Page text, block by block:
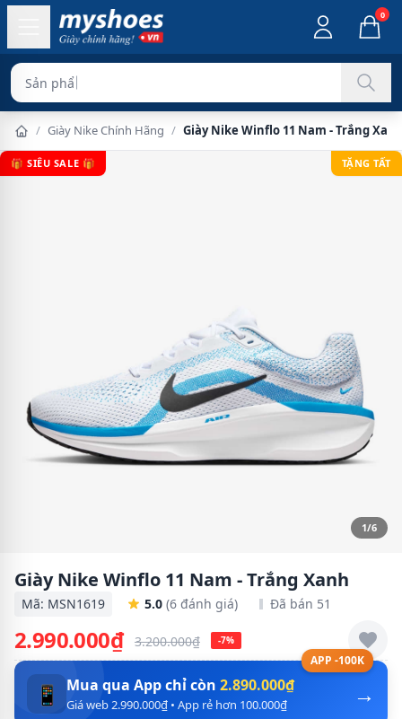
0
Sản phẩm chính hã
/ Giày Nike Chính Hãng / Giày Nike Winflo 11 Nam - Trắng
🎁 SIÊU SALE 🎁 TẶNG TẤT
1/6
Giày Nike Winflo 11 Nam - Trắng Xanh
Mã: MSN1619 5.0 (6 đánh giá) Đã bán 51
2.990.000₫ 3.200.000₫ -7%
APP -100K
→
📱 Mua qua App chỉ còn 2.890.000₫
Giá web 2.990.000₫ • App rẻ hơn 100.000₫